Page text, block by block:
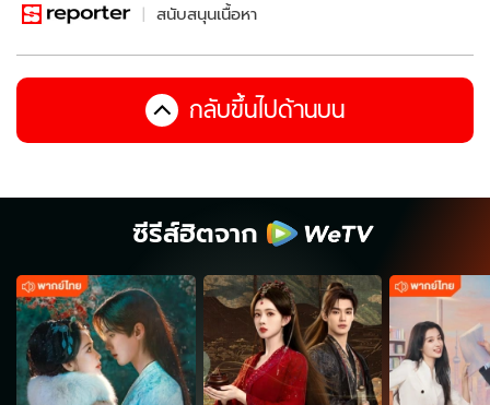
สนับสนุนเนื้อหา
กลับขึ้นไปด้านบน
ซีรีส์ฮิตจาก